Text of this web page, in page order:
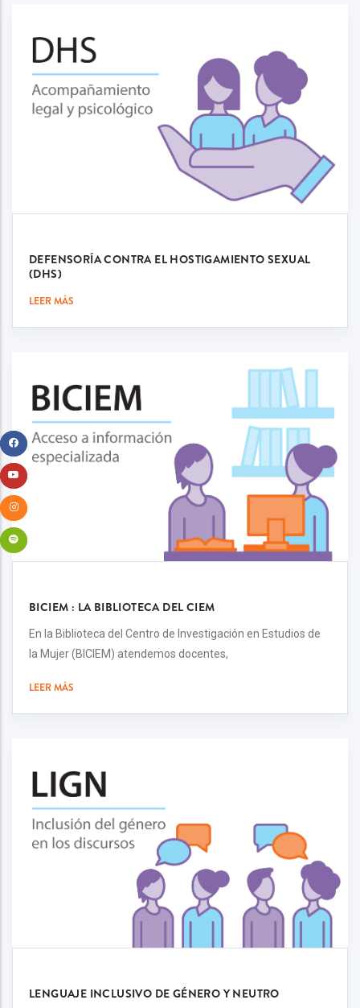
DEFENSORÍA CONTRA EL HOSTIGAMIENTO SEXUAL
(DHS)
LEER MÁS
BICIEM : LA BIBLIOTECA DEL CIEM
En la Biblioteca del Centro de Investigación en Estudios de
la Mujer (BICIEM) atendemos docentes,
LEER MÁS
LENGUAJE INCLUSIVO DE GÉNERO Y NEUTRO